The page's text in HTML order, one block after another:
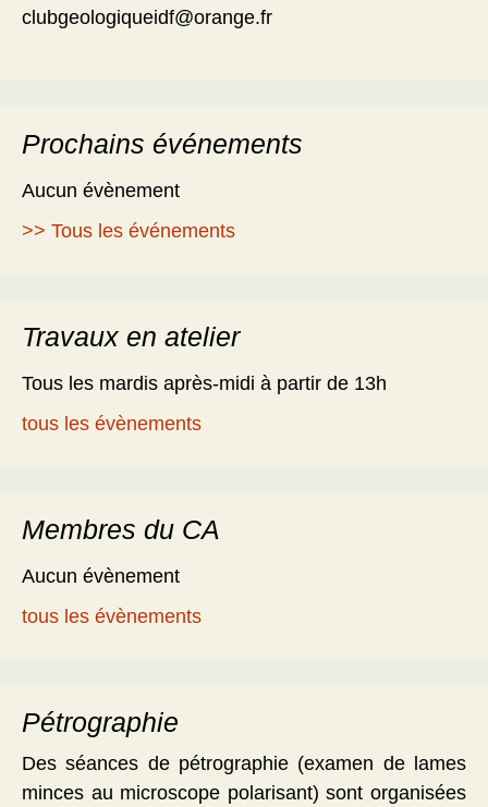
clubgeologiqueidf@orange.fr
Prochains événements
Aucun évènement
>> Tous les événements
Travaux en atelier
Tous les mardis après-midi à partir de 13h
tous les évènements
Membres du CA
Aucun évènement
tous les évènements
Pétrographie
Des séances de pétrographie (examen de lames
minces au microscope polarisant) sont organisées